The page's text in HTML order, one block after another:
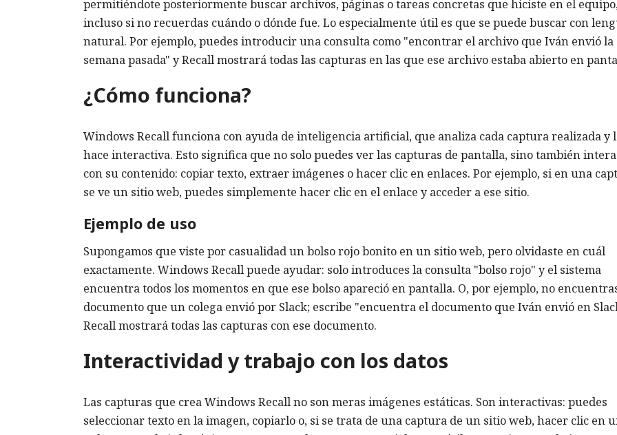
permitiéndote posteriormente buscar archivos, páginas o tareas concretas que hiciste en el
incluso si no recuerdas cuándo o dónde fue. Lo especialmente útil es que se puede buscar con
natural. Por ejemplo, puedes introducir una consulta como "encontrar el archivo que Iván envió la
semana pasada" y Recall mostrará todas las capturas en las que ese archivo estaba abierto en
¿Cómo funciona?
Windows Recall funciona con ayuda de inteligencia artificial, que analiza cada captura realizada y
hace interactiva. Esto significa que no solo puedes ver las capturas de pantalla, sino también
con su contenido: copiar texto, extraer imágenes o hacer clic en enlaces. Por ejemplo, si en una
se ve un sitio web, puedes simplemente hacer clic en el enlace y acceder a ese sitio.
Ejemplo de uso
Supongamos que viste por casualidad un bolso rojo bonito en un sitio web, pero olvidaste en cuál
exactamente. Windows Recall puede ayudar: solo introduces la consulta "bolso rojo" y el sistema
encuentra todos los momentos en que ese bolso apareció en pantalla. O, por ejemplo, no
documento que un colega envió por Slack; escribe "encuentra el documento que Iván envió en
Recall mostrará todas las capturas con ese documento.
Interactividad y trabajo con los datos
Las capturas que crea Windows Recall no son meras imágenes estáticas. Son interactivas: puedes
seleccionar texto en la imagen, copiarlo o, si se trata de una captura de un sitio web, hacer clic en